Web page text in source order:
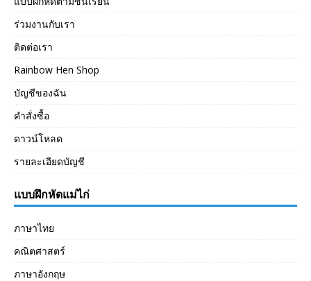
ร่วมงานกับเรา
ติดต่อเรา
Rainbow Hen Shop
บัญชีของฉัน
คำสั่งซื้อ
ดาวน์โหลด
รายละเอียดบัญชี
แบบฝึกหัดแม่ไก่
ภาษาไทย
คณิตศาสตร์
ภาษาอังกฤษ